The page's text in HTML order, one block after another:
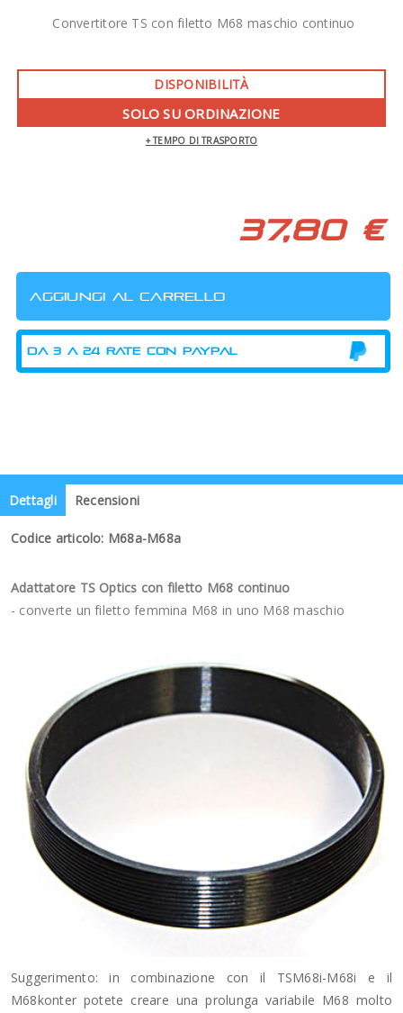
Convertitore TS con filetto M68 maschio continuo
DISPONIBILITÀ
SOLO SU ORDINAZIONE
+ TEMPO DI TRASPORTO
37,80 €
Dettagli Recensioni
Codice articolo: M68a-M68a
Adattatore TS Optics con filetto M68 continuo
- converte un filetto femmina M68 in uno M68 maschio
Suggerimento: in combinazione con il TSM68i-M68i e il
M68konter potete creare una prolunga variabile M68 molto